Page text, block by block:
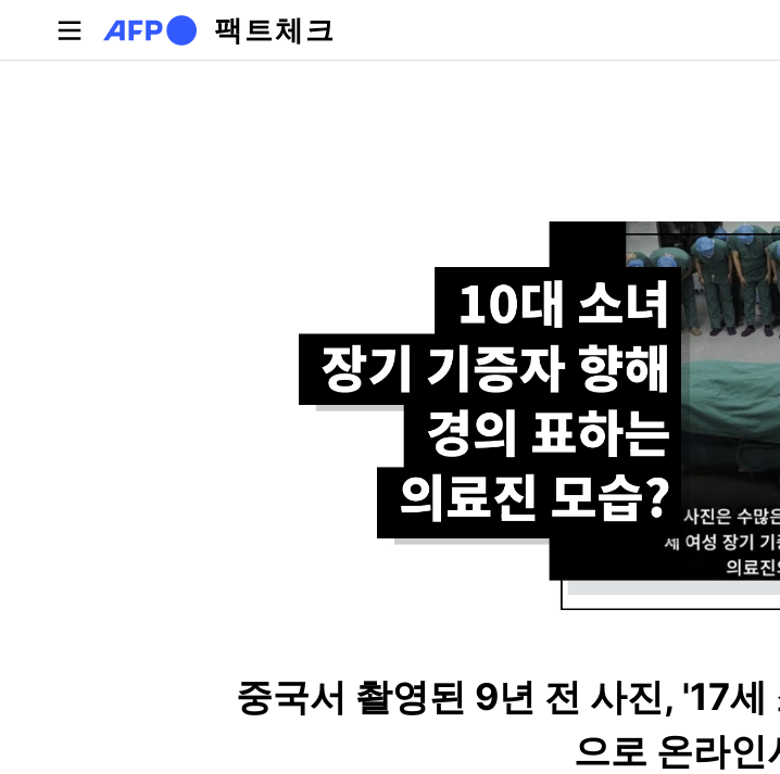
주요 콘텐츠로 건너뛰기
팩트체크
기본탭
중국서 촬영된 9년 전 사진, '17
으로 온라인